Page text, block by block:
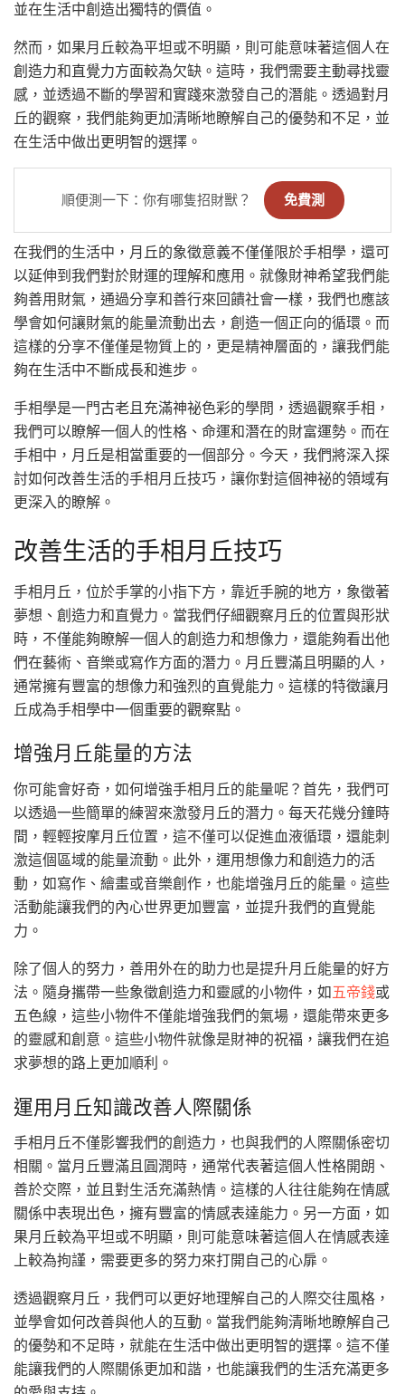
並在生活中創造出獨特的價值。
然而，如果月丘較為平坦或不明顯，則可能意味著這個人在
創造力和直覺力方面較為欠缺。這時，我們需要主動尋找靈
感，並透過不斷的學習和實踐來激發自己的潛能。透過對月
丘的觀察，我們能夠更加清晰地瞭解自己的優勢和不足，並
在生活中做出更明智的選擇。
順便測一下：你有哪隻招財獸？ 免費測
在我們的生活中，月丘的象徵意義不僅僅限於手相學，還可
以延伸到我們對於財運的理解和應用。就像財神希望我們能
夠善用財氣，通過分享和善行來回饋社會一樣，我們也應該
學會如何讓財氣的能量流動出去，創造一個正向的循環。而
這樣的分享不僅僅是物質上的，更是精神層面的，讓我們能
夠在生活中不斷成長和進步。
手相學是一門古老且充滿神祕色彩的學問，透過觀察手相，
我們可以瞭解一個人的性格、命運和潛在的財富運勢。而在
手相中，月丘是相當重要的一個部分。今天，我們將深入探
討如何改善生活的手相月丘技巧，讓你對這個神祕的領域有
更深入的瞭解。
改善生活的手相月丘技巧
手相月丘，位於手掌的小指下方，靠近手腕的地方，象徵著
夢想、創造力和直覺力。當我們仔細觀察月丘的位置與形狀
時，不僅能夠瞭解一個人的創造力和想像力，還能夠看出他
們在藝術、音樂或寫作方面的潛力。月丘豐滿且明顯的人，
通常擁有豐富的想像力和強烈的直覺能力。這樣的特徵讓月
丘成為手相學中一個重要的觀察點。
增強月丘能量的方法
你可能會好奇，如何增強手相月丘的能量呢？首先，我們可
以透過一些簡單的練習來激發月丘的潛力。每天花幾分鐘時
間，輕輕按摩月丘位置，這不僅可以促進血液循環，還能刺
激這個區域的能量流動。此外，運用想像力和創造力的活
動，如寫作、繪畫或音樂創作，也能增強月丘的能量。這些
活動能讓我們的內心世界更加豐富，並提升我們的直覺能
力。
除了個人的努力，善用外在的助力也是提升月丘能量的好方
法。隨身攜帶一些象徵創造力和靈感的小物件，如五帝錢或
五色線，這些小物件不僅能增強我們的氣場，還能帶來更多
的靈感和創意。這些小物件就像是財神的祝福，讓我們在追
求夢想的路上更加順利。
運用月丘知識改善人際關係
手相月丘不僅影響我們的創造力，也與我們的人際關係密切
相關。當月丘豐滿且圓潤時，通常代表著這個人性格開朗、
善於交際，並且對生活充滿熱情。這樣的人往往能夠在情感
關係中表現出色，擁有豐富的情感表達能力。另一方面，如
果月丘較為平坦或不明顯，則可能意味著這個人在情感表達
上較為拘謹，需要更多的努力來打開自己的心扉。
透過觀察月丘，我們可以更好地理解自己的人際交往風格，
並學會如何改善與他人的互動。當我們能夠清晰地瞭解自己
的優勢和不足時，就能在生活中做出更明智的選擇。這不僅
能讓我們的人際關係更加和諧，也能讓我們的生活充滿更多